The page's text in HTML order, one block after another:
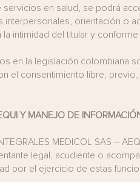
en salud, se podrá
orientación o
intimidad del titular y
en la legislación colombiana
el consentimiento libre,
Y MANEJO DE
MEDICOL SAS –
legal, acudiente o
por el ejercicio de estas